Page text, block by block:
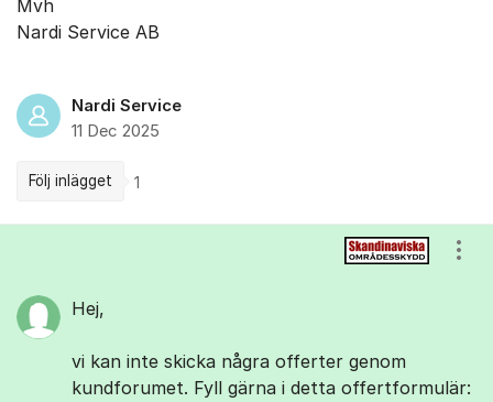
Mvh
Nardi Service AB
Nardi Service
11 Dec 2025
Följ inlägget 1
Hej,
vi kan inte skicka några offerter genom
kundforumet. Fyll gärna i detta offertformulär: